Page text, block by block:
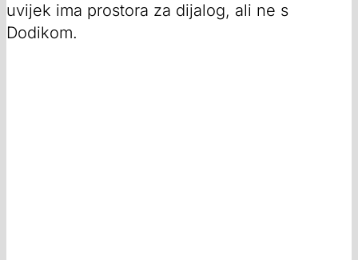
uvijek ima prostora za dijalog, ali ne s
Dodikom.